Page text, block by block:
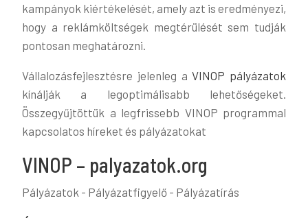
kampányok kiértékelését, amely azt is eredményezi,
hogy a reklámköltségek megtérülését sem tudják
pontosan meghatározni.
Vállalozásfejlesztésre jelenleg aVINOP pályázatok
kínálják a legoptimálisabb lehetőségeket.
Összegyűjtöttük a legfrissebb VINOP programmal
kapcsolatos híreket és pályázatokat
VINOP – palyazatok.org
Pályázatok - Pályázatfigyelő - Pályázatírás